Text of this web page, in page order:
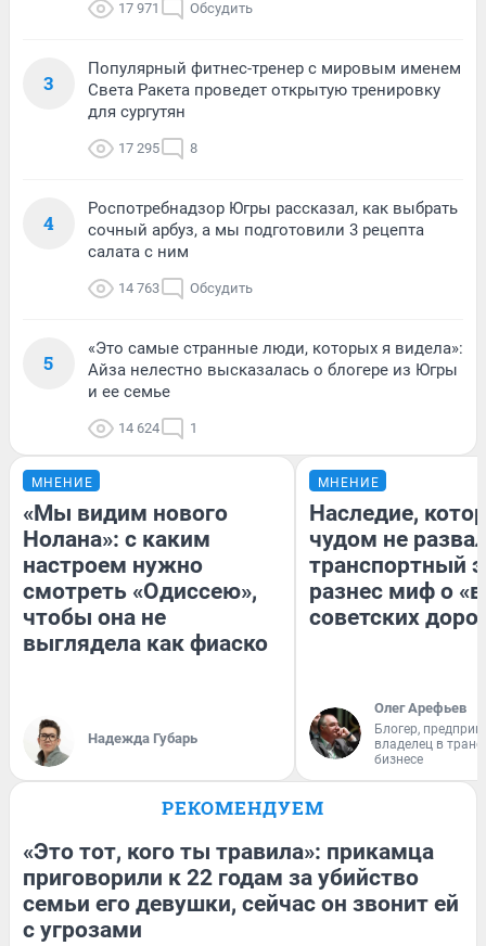
17 971 Обсудить
3
Популярный фитнес-тренер с мировым именем
Света Ракета проведет открытую тренировку
для сургутян
17 295 8
4
Роспотребнадзор Югры рассказал, как выбрать
сочный арбуз, а мы подготовили 3 рецепта
салата с ним
14 763 Обсудить
5
«Это самые странные люди, которых я видела»:
Айза нелестно высказалась о блогере из Югры
и ее семье
14 624 1
МНЕНИЕ
«Мы видим нового
Нолана»: с каким
настроем нужно
смотреть «Одиссею»,
чтобы она не
выглядела как фиаско
Надежда Губарь
МНЕНИЕ
Наследие,
чудом не
транспортный
разнес миф о
советских
Олег Арефьев
Блогер,
владелец в
бизнесе
РЕКОМЕНДУЕМ
«Это тот, кого ты травила»: прикамца
приговорили к 22 годам за убийство
семьи его девушки, сейчас он звонит ей
с угрозами